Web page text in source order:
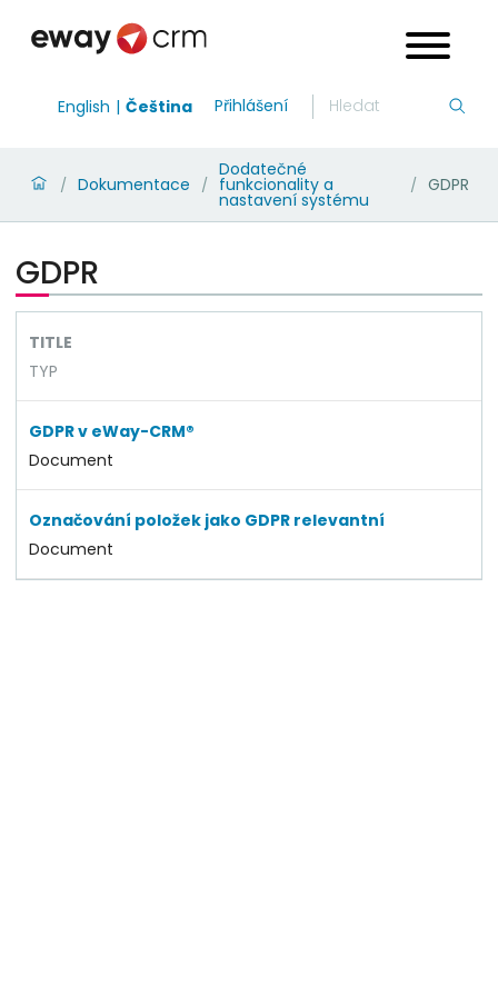
English Čeština Přihlášení
/ Dokumentace /
Dodatečné
funkcionality a
nastavení systému
/ GDPR
GDPR
TITLE
TYP
GDPR v eWay-CRM®
Document
Označování položek jako GDPR relevantní
Document